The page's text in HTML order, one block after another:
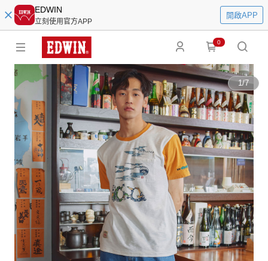
EDWIN
立刻使用官方APP
開啟APP
0
1/7